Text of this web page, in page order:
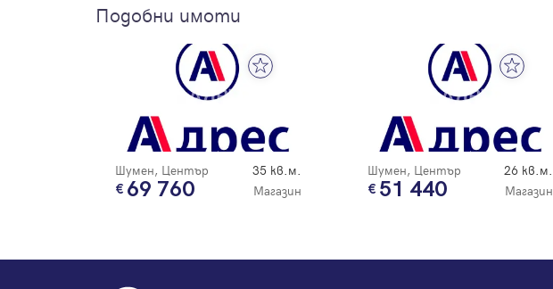
Подобни имоти
Шумен, Център 35 кв.м.
69 760 Магазин
Шумен, Център 26 кв.м.
51 440 Магазин